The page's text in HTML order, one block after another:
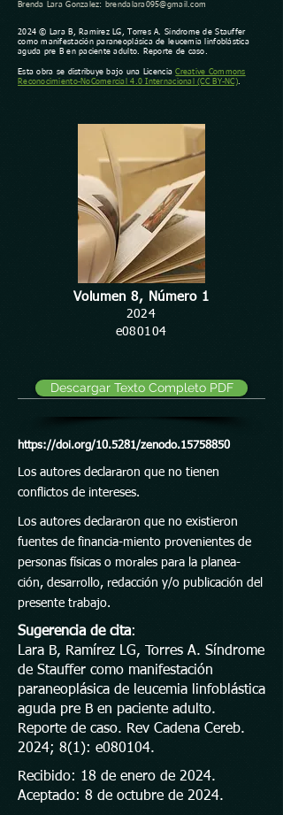
Brenda Lara Gonzalez: brendalara095@gmail.com
2024 © Lara B, Ramírez LG, Torres A. Síndrome de Stauffer
como manifestación paraneoplásica de leucemia linfoblástica
aguda pre B en paciente adulto. Reporte de caso.
Esta obra se distribuye bajo una LicenciaCreative Commons
Reconocimiento-NoComercial 4.0 Internacional (CC BY-NC).
Volumen 8, Número 1
2024
e080104
Descargar Texto Completo PDF
https://doi.org/10.5281/zenodo.15758850
Los autores declararon que no tienen
conflictos de intereses.
Los autores declararon que no existieron
fuentes de financia-miento provenientes de
personas físicas o morales para la planea-
ción, desarrollo, redacción y/o publicación del
presente trabajo.
Sugerencia de cita:
Lara B, Ramírez LG, Torres A. Síndrome
de Stauffer como manifestación
paraneoplásica de leucemia linfoblástica
aguda pre B en paciente adulto.
Reporte de caso. Rev Cadena Cereb.
2024; 8(1): e080104.
Recibido: 18 de enero de 2024.
Aceptado: 8 de octubre de 2024.